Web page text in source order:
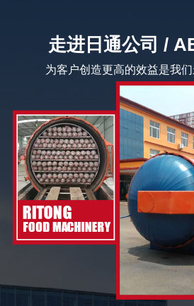
走进日通公司 /
为客户创造更高的效益是我